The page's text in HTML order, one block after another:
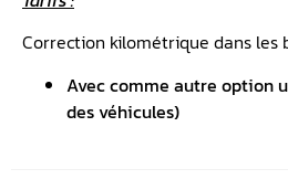
Correction kilométrique dans les
Avec comme autre option
des véhicules)